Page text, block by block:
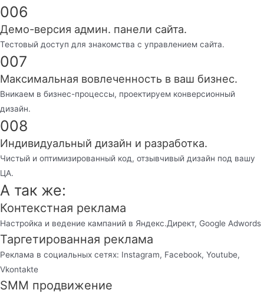
006
Демо-версия админ. панели сайта.
Тестовый доступ для знакомства с управлением сайта.
007
Максимальная вовлеченность в ваш бизнес.
Вникаем в бизнес-процессы, проектируем конверсионный
дизайн.
008
Индивидуальный дизайн и разработка.
Чистый и оптимизированный код, отзывчивый дизайн под вашу
ЦА.
А так же:
Контекстная реклама
Настройка и ведение кампаний в Яндекс.Директ, Google Adwords
Таргетированная реклама
Реклама в социальных сетях: Instagram, Facebook, Youtube,
Vkontakte
SMM продвижение